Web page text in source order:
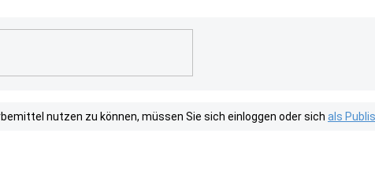
nutzen zu können, müssen Sie sich einloggen oder sich als